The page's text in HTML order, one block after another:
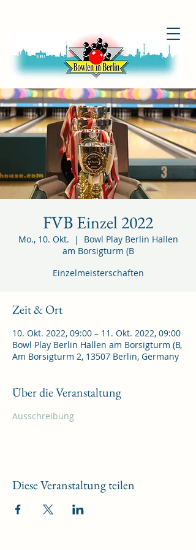
FVB Einzel 2022
Mo., 10. Okt.
  |
Bowl Play Berlin Hallen
am Borsigturm (B
Einzelmeisterschaften
Zeit & Ort
10. Okt. 2022, 09:00 – 11. Okt. 2022, 09:00
Bowl Play Berlin Hallen am Borsigturm (B,
Am Borsigturm 2, 13507 Berlin, Germany
Über die Veranstaltung
Ausschreibung
Diese Veranstaltung teilen